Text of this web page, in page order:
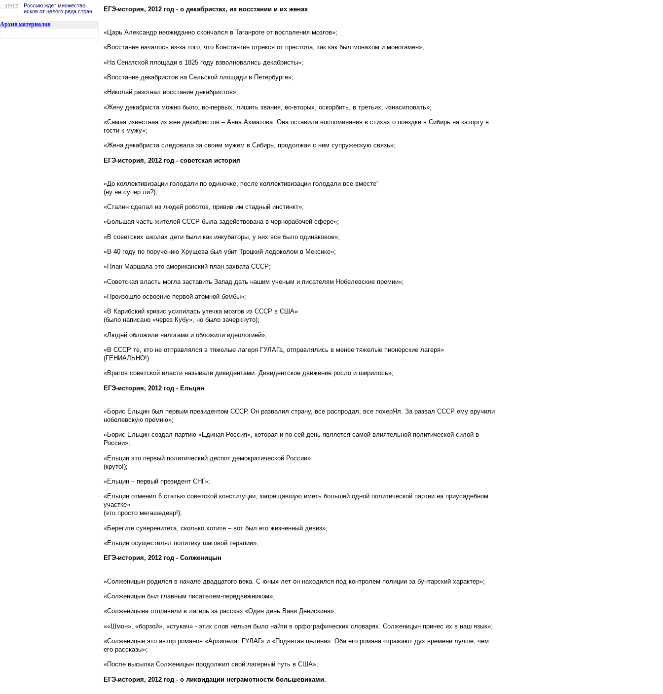
10/12
Россию ждет множество
исков от целого ряда стран
Архив материалов
ЕГЭ-история, 2012 год - о декабристах, их восстании и их женах
«Царь Александр неожиданно скончался в Таганроге от воспаления мозгов»;
«Восстание началось из-за того, что Константин отрекся от престола, так как был монахом и моногамен»;
«На Сенатской площади в 1825 году взволновались декабристы»;
«Восстание декабристов на Сельской площади в Петербурге»;
«Николай разогнал восстание декабристов»;
«Жену декабриста можно было, во-первых, лишить звания, во-вторых, оскорбить, в третьих, изнасиловать»;
«Самая известная из жен декабристов – Анна Ахматова. Она оставила воспоминания в стихах о поездке в Сибирь на каторгу в
гости к мужу»;
«Жена декабриста следовала за своим мужем в Сибирь, продолжая с ним супружескую связь»;
ЕГЭ-история, 2012 год - советская история
«До коллективизации голодали по одиночке, после коллективизации голодали все вместе"
(ну не супер ли?);
«Сталин сделал из людей роботов, привив им стадный инстинкт»;
«Большая часть жителей СССР была задействована в чернорабочей сфере»;
«В советских школах дети были как инкубаторы, у них все было одинаковое»;
«В 40 году по поручению Хрущева был убит Троцкий ледоколом в Мексике»;
«План Маршала это американский план захвата СССР;
«Советская власть могла заставить Запад дать нашим ученым и писателям Нобелевские премии»;
«Произошло освоение первой атомной бомбы»;
«В Карибский кризис усилилась утечка мозгов из СССР в США»
(было написано «через Кубу», но было зачеркнуто);
«Людей обложили налогами и обложили идеологией»;
«В СССР те, кто не отправлялся в тяжелые лагеря ГУЛАГа, отправлялись в менее тяжелые пионерские лагеря»
(ГЕНИАЛЬНО!)
«Врагов советской власти называли дивидентами. Дивидентское движение росло и ширилось»;
ЕГЭ-история, 2012 год - Ельцин
«Борис Ельцин был первым президентом СССР. Он развалил страну, все распродал, все похерЯл. За развал СССР ему вручили
нобелевскую премию»;
«Борис Ельцин создал партию «Единая Россия», которая и по сей день является самой влиятельной политической силой в
России»;
«Ельцин это первый политический деспот демократической России»
(круто!);
«Ельцин – первый президент СНГ»;
«Ельцин отменил 6 статью советской конституции, запрещавшую иметь большей одной политической партии на приусадебном
участке»
(это просто мегашедевр!);
«Берегите суверенитета, сколько хотите – вот был его жизненный девиз»;
«Ельцин осуществлял политику шаговой терапии»;
ЕГЭ-история, 2012 год - Солженицын
«Солженицын родился в начале двадцатого века. С юных лет он находился под контролем полиции за бунтарский характер»;
«Солженицын был главным писателем-передвижником»;
«Солженицына отправили в лагерь за рассказ «Один день Вани Денискина»;
««Шмон», «борзой», «стукач» - этих слов нельзя было найти в орфографических словарях. Солженицын принес их в наш язык»;
«Солженицын это автор романов «Архипелаг ГУЛАГ» и «Поднятая целина». Оба его романа отражают дух времени лучше, чем
его рассказы»;
«После высылки Солженицын продолжил свой лагерный путь в США»;
ЕГЭ-история, 2012 год - о ликвидации неграмотности большевиками.